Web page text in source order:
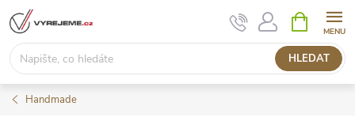
Přejít
na
obsah
HLEDAT
NÁKUPNÍ
KOŠÍK
Handmade